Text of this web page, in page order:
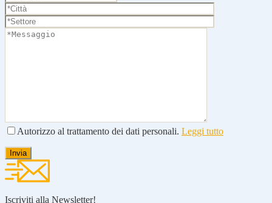
Autorizzo al trattamento dei dati personali. Leggi tutto
Iscriviti alla Newsletter!